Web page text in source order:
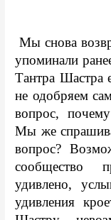
Мы снова возвращаемся к сомнению, о котором
упоминали
Тантра Шастра
не одобряем
вопрос,
Мы же
вопрос?
сообщество
удивлено,
удивления